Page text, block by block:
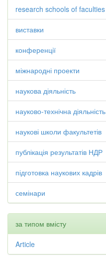
research schools of faculties
виставки
конференції
міжнародні проекти
наукова діяльність
науково-технічна діяльність
наукові школи факультетів
публікація результатів НДР
підготовка наукових кадрів
семінари
за типом вмісту
Article